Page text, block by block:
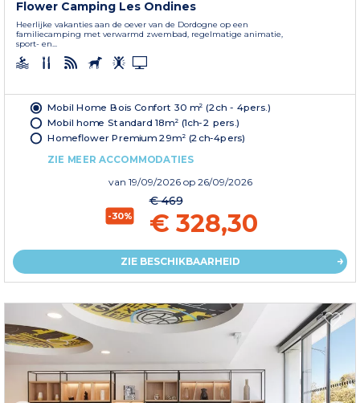
Flower Camping Les Ondines
Heerlijke vakanties aan de oever van de Dordogne op een
familiecamping met verwarmd zwembad, regelmatige animatie,
sport- en...
Mobil Home Bois Confort 30 m² (2ch - 4pers.)
Mobil home Standard 18m² (1ch-2 pers.)
Homeflower Premium 29m² (2ch-4pers)
ZIE MEER ACCOMMODATIES
van 19/09/2026 op 26/09/2026
-30%
€ 469
€ 328,30
ZIE BESCHIKBAARHEID